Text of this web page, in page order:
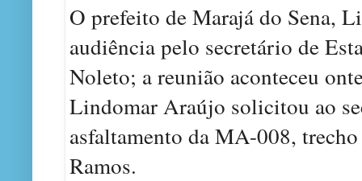
O prefeito de Marajá do Sena,
audiência pelo secretário de
Noleto; a reunião aconteceu
Lindomar Araújo solicitou ao
asfaltamento da MA-008,
Ramos.